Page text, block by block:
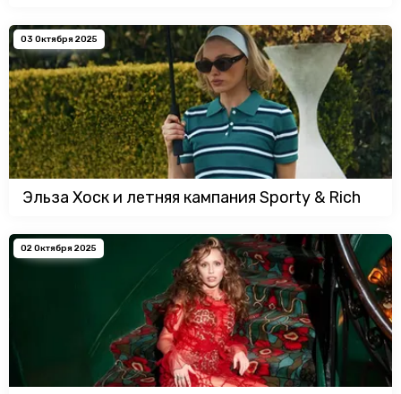
03 Октября 2025
Эльза Хоск и летняя кампания Sporty & Rich
02 Октября 2025